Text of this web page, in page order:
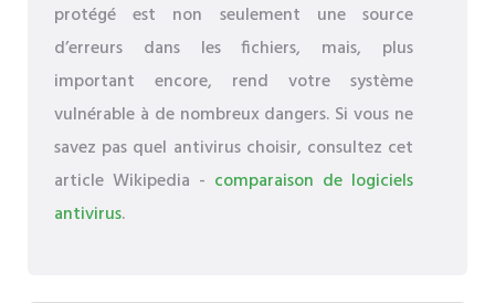
protégé est non seulement une source
d’erreurs dans les fichiers, mais, plus
important encore, rend votre système
vulnérable à de nombreux dangers. Si vous ne
savez pas quel antivirus choisir, consultez cet
article Wikipedia - comparaison de logiciels
antivirus.